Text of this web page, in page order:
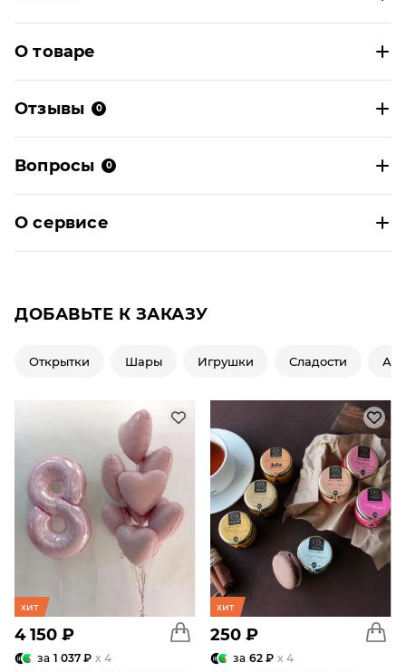
О товаре
Отзывы 0
Вопросы 0
О сервисе
ДОБАВЬТЕ К ЗАКАЗУ
Открытки Шары Игрушки Сладости
хит
4 150 ₽
за 1 037 ₽ x 4
хит
250 ₽
за 62 ₽ x 4